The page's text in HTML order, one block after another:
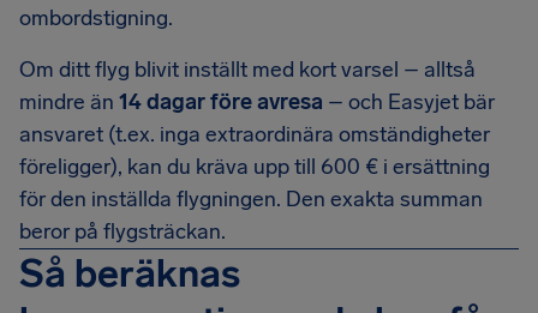
ombordstigning.
Om ditt flyg blivit inställt med kort varsel – alltså
mindre än 14 dagar före avresa – och Easyjet bär
ansvaret (t.ex. inga extraordinära omständigheter
föreligger), kan du kräva upp till 600 € i ersättning
för den inställda flygningen. Den exakta summan
beror på flygsträckan.
Så beräknas